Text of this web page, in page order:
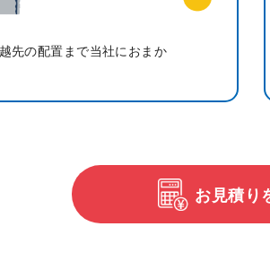
先の配置まで当社におまか
お見積り